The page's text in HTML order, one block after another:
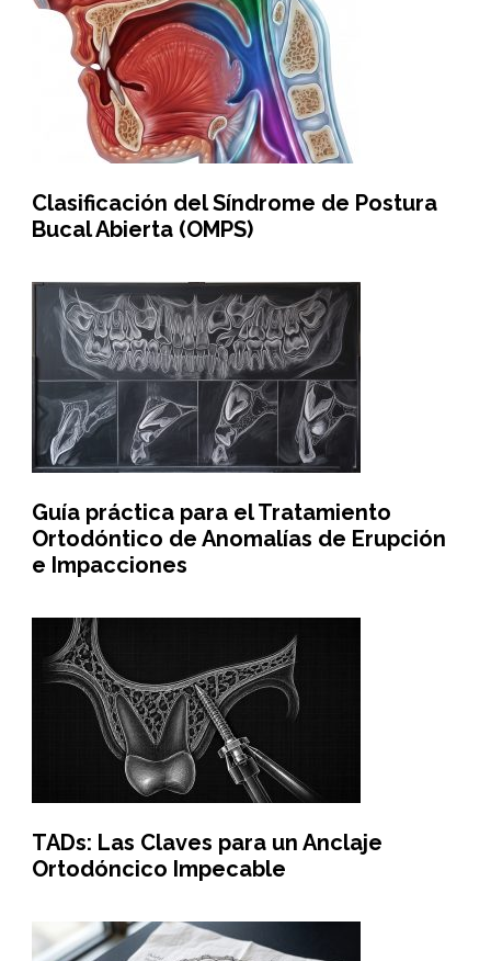
Clasificación del Síndrome de Postura
Bucal Abierta (OMPS)
Guía práctica para el Tratamiento
Ortodóntico de Anomalías de Erupción
e Impacciones
TADs: Las Claves para un Anclaje
Ortodóncico Impecable